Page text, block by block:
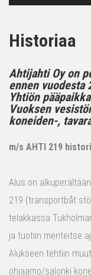
Historiaa
Ahtijahti Oy on
ennen
Yhtiön
Vuoksen
koneiden-,
m/s AHTI 219
Alus on
219 (transportbåt
telakkassa
ja tuotiin meriteitse
Alukseen tehtiin
ohjaamo/salonki